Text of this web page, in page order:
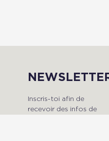
Inscris-toi afin de
recevoir des infos de